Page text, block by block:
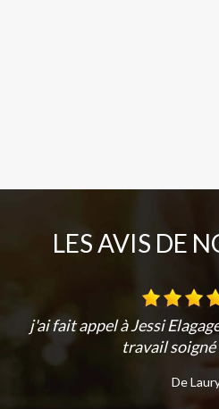
LES AVIS DE
j'ai fait appel à Jessi
travail
De